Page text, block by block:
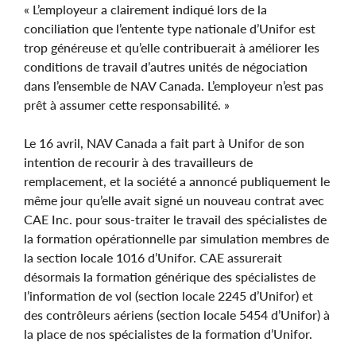
« L’employeur a clairement indiqué lors de la
conciliation que l’entente type nationale d’Unifor est
trop généreuse et qu’elle contribuerait à améliorer les
conditions de travail d’autres unités de négociation
dans l’ensemble de NAV Canada. L’employeur n’est pas
prêt à assumer cette responsabilité. »
Le 16 avril, NAV Canada a fait part à Unifor de son
intention de recourir à des travailleurs de
remplacement, et la société a annoncé publiquement le
même jour qu’elle avait signé un nouveau contrat avec
CAE Inc. pour sous-traiter le travail des spécialistes de
la formation opérationnelle par simulation membres de
la section locale 1016 d’Unifor. CAE assurerait
désormais la formation générique des spécialistes de
l’information de vol (section locale 2245 d’Unifor) et
des contrôleurs aériens (section locale 5454 d’Unifor) à
la place de nos spécialistes de la formation d’Unifor.